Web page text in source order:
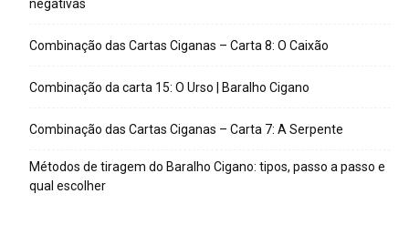
negativas
Combinação das Cartas Ciganas – Carta 8: O Caixão
Combinação da carta 15: O Urso | Baralho Cigano
Combinação das Cartas Ciganas – Carta 7: A Serpente
Métodos de tiragem do Baralho Cigano: tipos, passo a passo e
qual escolher